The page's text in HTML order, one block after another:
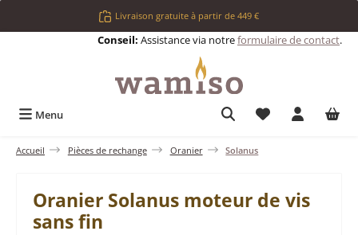
Passer au contenu principalLivraison gratuite à partir de 449 €
Conseil: Assistance via notreformulaire de contact.
Menu Vous avez 0
Accueil Pièces de rechange Oranier Solanus
Oranier Solanus moteur de vis
sans fin